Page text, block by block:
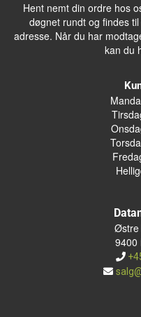
Hent nemt din ordre hos
døgnet rundt og findes
adresse. Når du har
kan du
Østre
9400